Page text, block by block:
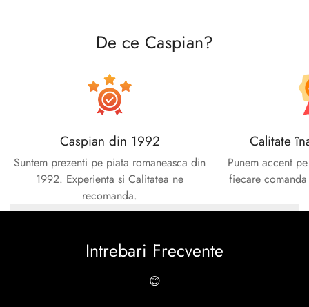
De ce Caspian?
Caspian din 1992
Suntem prezenti pe piata romaneasca din
1992. Experienta si Calitatea ne
recomanda.
Calitate
Punem accent
fiecare
Intrebari Frecvente
😊